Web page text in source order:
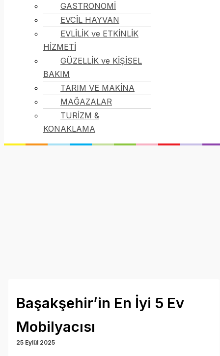
GASTRONOMİ
EVCİL HAYVAN
EVLİLİK ve ETKİNLİK
HİZMETİ
GÜZELLİK ve KİŞİSEL
BAKIM
TARIM VE MAKİNA
MAĞAZALAR
TURİZM &
KONAKLAMA
Başakşehir’in En İyi 5 Ev
Mobilyacısı
25 Eylül 2025